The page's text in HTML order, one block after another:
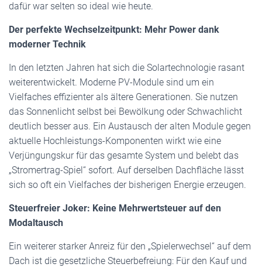
dafür war selten so ideal wie heute.
Der perfekte Wechselzeitpunkt: Mehr Power dank
moderner Technik
In den letzten Jahren hat sich die Solartechnologie rasant
weiterentwickelt. Moderne PV-Module sind um ein
Vielfaches effizienter als ältere Generationen. Sie nutzen
das Sonnenlicht selbst bei Bewölkung oder Schwachlicht
deutlich besser aus. Ein Austausch der alten Module gegen
aktuelle Hochleistungs-Komponenten wirkt wie eine
Verjüngungskur für das gesamte System und belebt das
„Stromertrag-Spiel“ sofort. Auf derselben Dachfläche lässt
sich so oft ein Vielfaches der bisherigen Energie erzeugen.
Steuerfreier Joker: Keine Mehrwertsteuer auf den
Modaltausch
Ein weiterer starker Anreiz für den „Spielerwechsel“ auf dem
Dach ist die gesetzliche Steuerbefreiung: Für den Kauf und